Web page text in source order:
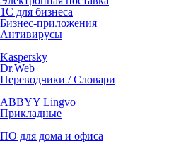
1С для бизнеса
Бизнес-приложения
Антивирусы
Kaspersky
Dr.Web
Переводчики / Словари
ABBYY Lingvo
Прикладные
ПО для дома и офиса